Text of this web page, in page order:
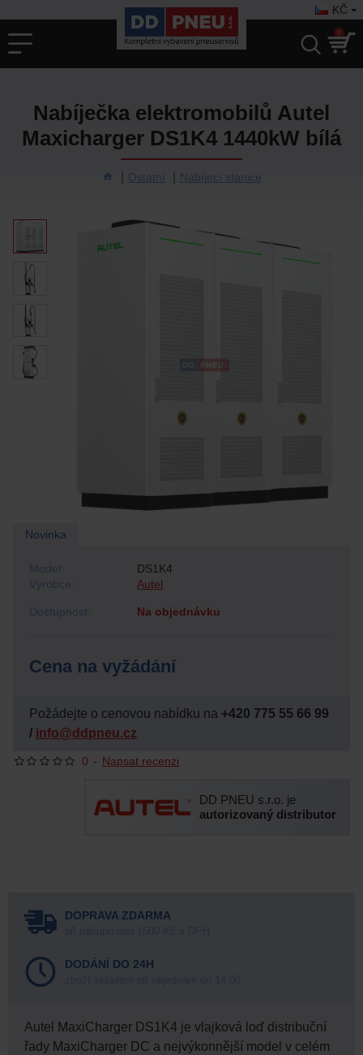
KČ
0
Ostatní Nabíjecí stanice
Nabíječka elektromobilů Autel
Maxicharger DS1K4 1440kW bílá
Novinka
0 - Napsat recenzi
Cena na vyžádání
Dostupnost: Na objednávku
Výrobce: Autel
Model: DS1K4
Požádejte o cenovou nabídku na +420 775 55 66 99
/ info@ddpneu.cz
DD PNEU s.r.o. je
autorizovaný distributor
DOPRAVA ZDARMA
DODÁNÍ DO 24H
Autel MaxiCharger DS1K4 je vlajková loď distribuční
řady MaxiCharger DC a nejvýkonnější model v celém